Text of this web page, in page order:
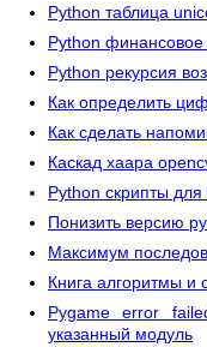
Python таблица
Python
Python рекурсия
Как определить
Как сделать
Каскад хаара
Python скрипты для
Понизить версию
Максимум
Книга алгоритмы и
Pygame error
указанный модуль